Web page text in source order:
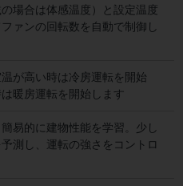
の場合は体感温度）と設定温度
ァンの回転数を自動で制御し
が高い時は冷房運転を開始
暖房運転を開始します
易的に建物性能を学習。少し
測し、運転の強さをコントロ